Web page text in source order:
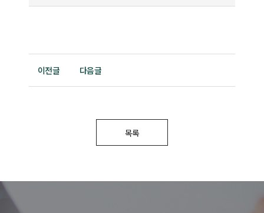
이전글 다음글
목록